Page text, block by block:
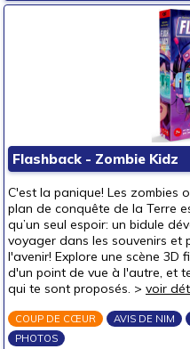
Flashback - Zombie Kidz
C'est la panique! Les zombies
plan de conquête de la Terre
qu’un seul espoir: un bidule
voyager dans les souvenirs et
l'avenir! Explore une scène 3D
d'un point de vue à l'autre, et
qui te sont proposés. > voir
COUP DE CŒUR AVIS DE NIM
PHOTOS